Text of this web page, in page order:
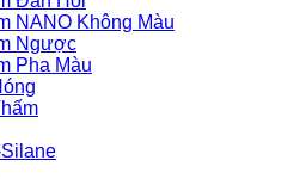
NANO Không Màu
Ngược
Pha Màu